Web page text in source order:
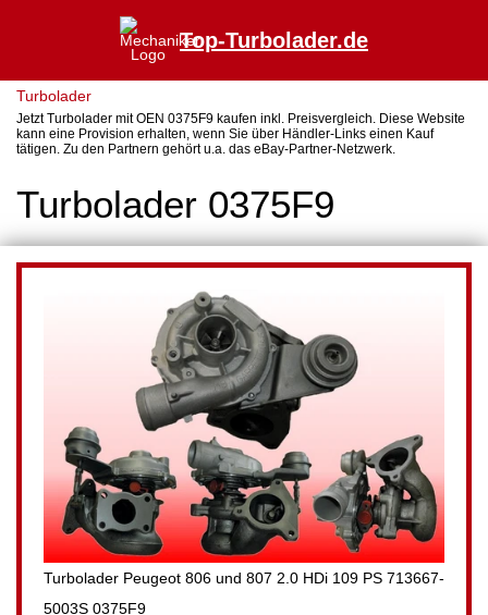
Top-Turbolader.de
Turbolader
Jetzt Turbolader mit OEN 0375F9 kaufen inkl. Preisvergleich. Diese Website
kann eine Provision erhalten, wenn Sie über Händler-Links einen Kauf
tätigen. Zu den Partnern gehört u.a. das eBay-Partner-Netzwerk.
Turbolader 0375F9
Turbolader Peugeot 806 und 807 2.0 HDi 109 PS 713667-
5003S 0375F9